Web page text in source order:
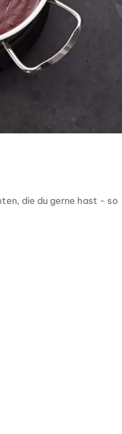
die du gerne hast - so